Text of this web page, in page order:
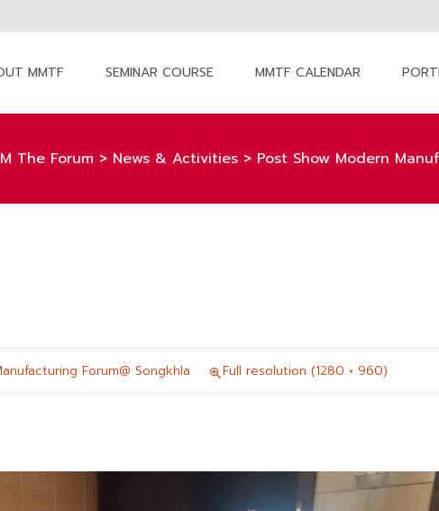
MMTF SEMINAR COURSE MMTF CALENDAR
The Forum > News & Activities > Post Show Modern
Forum@ Songkhla Full resolution (1280 × 960)